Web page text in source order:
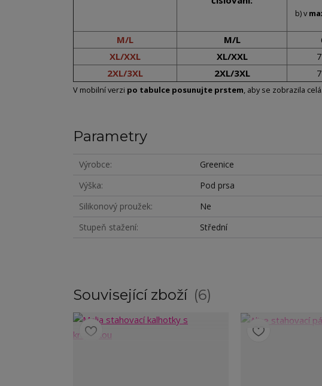
b) v
M/L M/L
XL/XXL
XL/XXL
2XL/3XL
2XL/3XL
V mobilní verzi po tabulce posunujte prstem, aby se zobrazila celá.
Parametry
Výrobce
Greenice
Výška
Pod prsa
Silikonový proužek
Ne
Stupeň stažení
Střední
Související zboží 6